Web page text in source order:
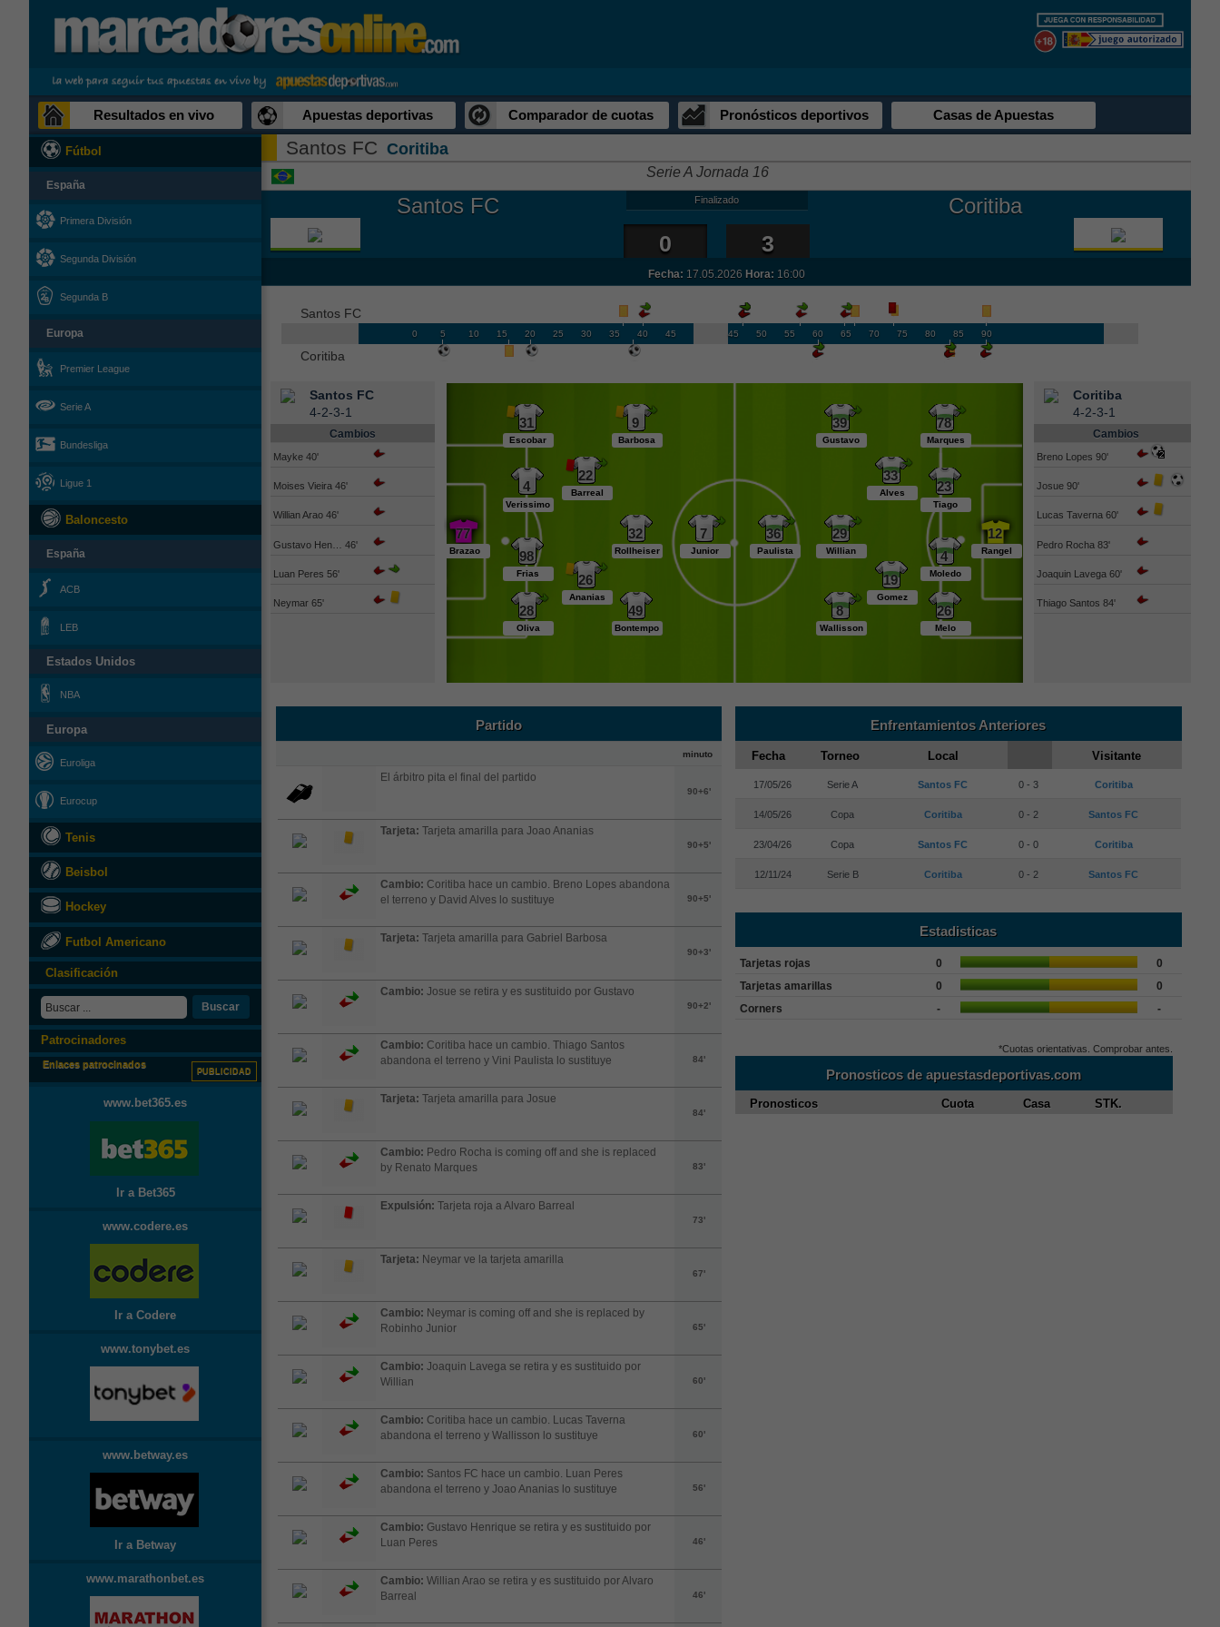
Resultados en vivo Apuestas deportivas Comparador de cuotas Pronósticos deportivos Casas de Apuestas
Fútbol
España
Primera División
Segunda División
Segunda B
Europa
Premier League
Serie A
Bundesliga
Ligue 1
Baloncesto
España
ACB
LEB
Estados Unidos
NBA
Europa
Euroliga
Eurocup
Tenis
Beisbol
Hockey
Futbol Americano
Clasificación
Buscar
Patrocinadores
Enlaces patrocinados
PUBLICIDAD
www.bet365.es
Ir a Bet365
www.codere.es
Ir a Codere
www.tonybet.es
www.betway.es
Ir a Betway
www.marathonbet.es
Santos FC Coritiba
Serie A Jornada 16
Santos FC Finalizado Coritiba
0 3
Fecha: 17.05.2026 Hora: 16:00
Santos FC
0 5 10 15 20 25 30 35 40 45 45 50 55 60 65 70 75 80 85 90
Coritiba
Santos FC
4-2-3-1
Cambios
Mayke 40'
Moises Vieira 46'
Willian Arao 46'
Gustavo Hen… 46'
Luan Peres 56'
Neymar 65'
31
Escobar
9
Barbosa
22
Barreal
4
Verissimo
77
Brazao
32
Rollheiser
7
Junior
98
Frias 26
Ananias
28
Oliva
49
Bontempo
26
Melo
8
Wallisson
19
Gomez
4
Moledo
12
Rangel
29
Willian
36
Paulista
23
Tiago
33
Alves
78
Marques
39
Gustavo
Coritiba
4-2-3-1
Cambios
Breno Lopes 90'
Josue 90'
Lucas Taverna 60'
Pedro Rocha 83'
Joaquin Lavega 60'
Thiago Santos 84'
Partido
minuto
El árbitro pita el final del partido
90+6'
Tarjeta: Tarjeta amarilla para Joao Ananias
90+5'
Cambio: Coritiba hace un cambio. Breno Lopes abandona
el terreno y David Alves lo sustituye
90+5'
Tarjeta: Tarjeta amarilla para Gabriel Barbosa
90+3'
Cambio: Josue se retira y es sustituido por Gustavo
90+2'
Cambio: Coritiba hace un cambio. Thiago Santos
abandona el terreno y Vini Paulista lo sustituye
84'
Tarjeta: Tarjeta amarilla para Josue
84'
Cambio: Pedro Rocha is coming off and she is replaced
by Renato Marques
83'
Expulsión: Tarjeta roja a Alvaro Barreal
73'
Tarjeta: Neymar ve la tarjeta amarilla
67'
Cambio: Neymar is coming off and she is replaced by
Robinho Junior
65'
Cambio: Joaquin Lavega se retira y es sustituido por
Willian
60'
Cambio: Coritiba hace un cambio. Lucas Taverna
abandona el terreno y Wallisson lo sustituye
60'
Cambio: Santos FC hace un cambio. Luan Peres
abandona el terreno y Joao Ananias lo sustituye
56'
Cambio: Gustavo Henrique se retira y es sustituido por
Luan Peres
46'
Cambio: Willian Arao se retira y es sustituido por Alvaro
Barreal
46'
Enfrentamientos Anteriores
Fecha Torneo Local Visitante
17/05/26 Serie A Santos FC 0 - 3 Coritiba
14/05/26 Copa Coritiba 0 - 2 Santos FC
23/04/26 Copa Santos FC 0 - 0 Coritiba
12/11/24 Serie B Coritiba 0 - 2 Santos FC
Estadisticas
Tarjetas rojas 0
0
Tarjetas amarillas
0
0
Corners
- -
*Cuotas orientativas. Comprobar antes.
Pronosticos de apuestasdeportivas.com
Pronosticos Cuota Casa STK.